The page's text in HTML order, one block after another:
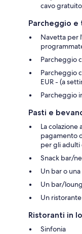
cavo gratuito
Parcheggio
Navetta per
Parcheggio
Parcheggio
EUR - (a
Parcheggio
Pasti e
La
pagamento
per gli adulti
Snack bar/
Un bar o
Un bar/
Un ristorante
Ristoranti in
Sinfonia